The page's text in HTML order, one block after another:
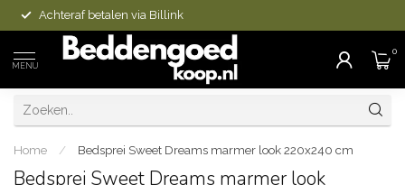
Achteraf betalen via Billink
MENU
0
Home / Bedsprei Sweet Dreams marmer look 220x240 cm
Bedsprei Sweet Dreams marmer look